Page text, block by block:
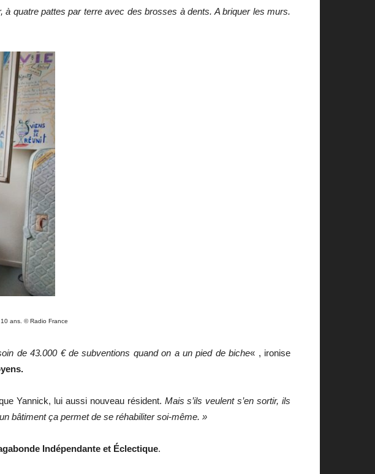
à quatre pattes par terre avec des brosses à dents. A briquer les murs.
ans. © Radio France
de 43.000 € de subventions quand on a un pied de biche« , ironise
Yannick, lui aussi nouveau résident. Mais s’ils veulent s’en sortir, ils
bâtiment ça permet de se réhabiliter soi-même. »
Indépendante et Éclectique.